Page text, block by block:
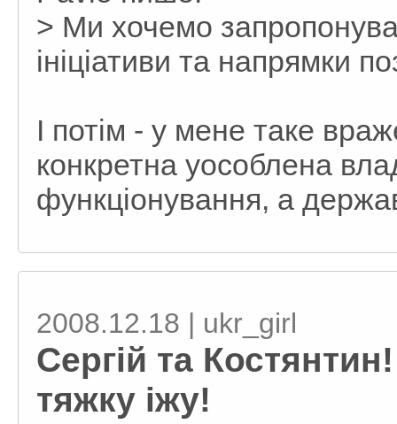
> Ми хочемо
ініціативи та напрямки
І потім - у мене таке
конкретна уособлена
функціонування, а
2008.12.18 | ukr_girl
Сергій та
тяжку iжу!